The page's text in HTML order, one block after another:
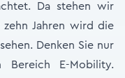
Da stehen wir
Jahren wird die
Denken Sie nur
E-Mobility.